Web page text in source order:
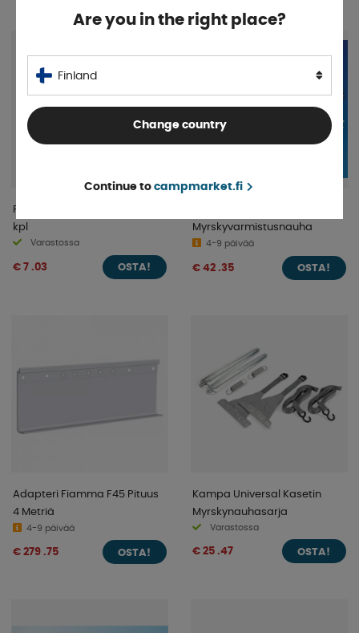
ProPlus Myrskyliinansuoja 3
kpl
Varastossa
€ 7 .03 OSTA!
Myrskyvarmistusnauha
4-9 päivää
€ 42 .35 OSTA!
Adapteri Fiamma F45 Pituus
4 Metriä
4-9 päivää
€ 279 .75 OSTA!
Kampa Universal Kasetin
Myrskynauhasarja
Varastossa
€ 25 .47 OSTA!
Are you in the right place?
Finland
Change country
Continue to campmarket.fi